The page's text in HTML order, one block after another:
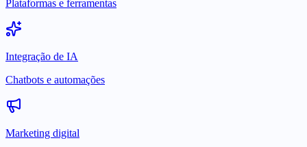
Plataformas e ferramentas
Integração de IA
Chatbots e automações
Marketing digital